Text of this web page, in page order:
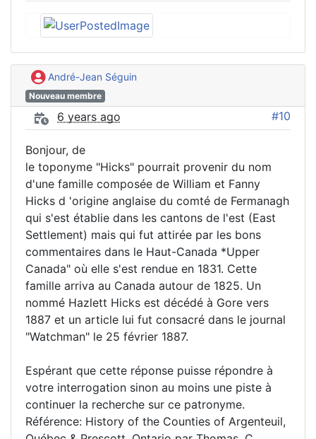
André-Jean Séguin
Nouveau membre
6 years ago #10
Bonjour, de
le toponyme "Hicks" pourrait provenir du nom
d'une famille composée de William et Fanny
Hicks d 'origine anglaise du comté de Fermanagh
qui s'est établie dans les cantons de l'est (East
Settlement) mais qui fut attirée par les bons
commentaires dans le Haut-Canada *Upper
Canada" où elle s'est rendue en 1831. Cette
famille arriva au Canada autour de 1825. Un
nommé Hazlett Hicks est décédé à Gore vers
1887 et un article lui fut consacré dans le journal
"Watchman" le 25 février 1887.
Espérant que cette réponse puisse répondre à
votre interrogation sinon au moins une piste à
continuer la recherche sur ce patronyme.
Référence: History of the Counties of Argenteuil,